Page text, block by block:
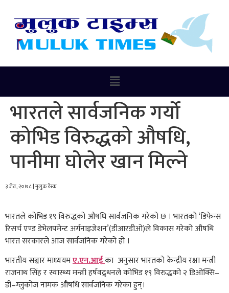
भारतले सार्वजनिक गर्यो
कोभिड विरुद्धको औषधि,
पानीमा घोलेर खान मिल्ने
३ जेठ, २०७८ | मुलुक डेस्क
भारतले कोभिड १९ विरुद्धको औषधि सार्वजनिक गरेको छ । भारतको ‘डिफेन्स
रिसर्च एण्ड डेभेलपमेन्ट अर्गनाइजेशन’(डीआरडीओ)ले विकास गरेको औषधि
भारत सरकारले आज सार्वजनिक गरेको हो ।
भारतीय सञ्चार माध्ययमए.एन.आईका अनुसार भारतको केन्द्रीय रक्षा मन्त्री
राजनाथ सिंह र स्वास्थ्य मन्त्री हर्षवद्र्धनले कोभिड १९ विरुद्धको २ डिओक्सि–
डी–ग्लुकोज नामक औषधि सार्वजनिक गरेका हुन्।